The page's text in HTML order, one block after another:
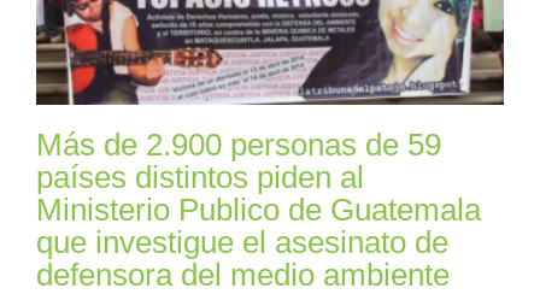
Más de 2.900 personas de 59
países distintos piden al
Ministerio Publico de Guatemala
que investigue el asesinato de
defensora del medio ambiente